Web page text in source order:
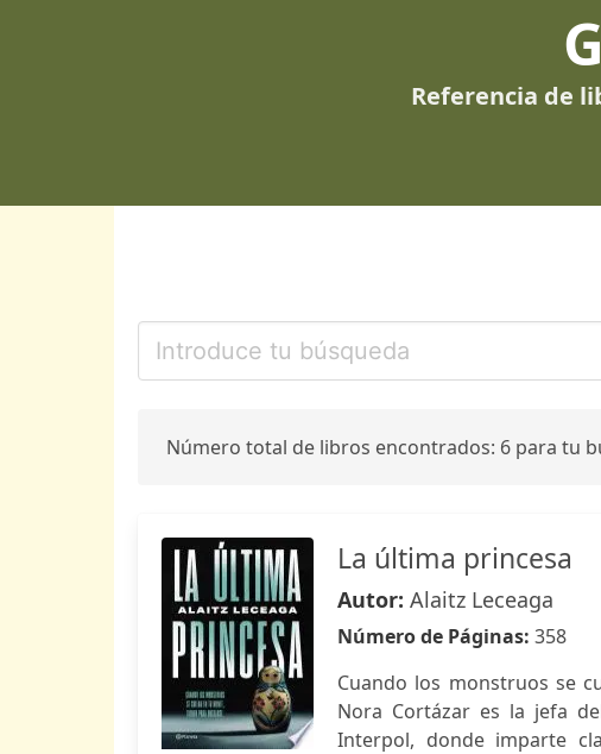
Referencia de
Número total de libros encontrados: 6 para tu
La última princesa
Autor: Alaitz Leceaga
Número de Páginas: 358
Cuando los monstruos se
Nora Cortázar es la jefa
Interpol, donde imparte